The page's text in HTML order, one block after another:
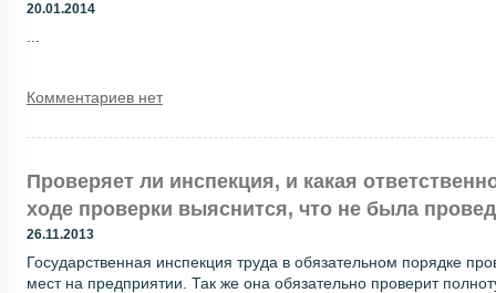
20.01.2014
Комментариев нет
Проверяет ли инспекция, и какая
ходе проверки выяснится, что не была
26.11.2013
Государственная инспекция труда в обязательном порядке
мест на предприятии. Так же она обязательно проверит